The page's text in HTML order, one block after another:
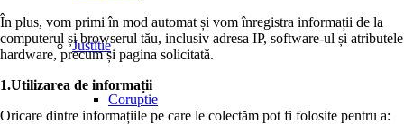
Justitie
Coruptie
În plus, vom primi în mod automat și vom înregistra informații de la
computerul și browserul tău, inclusiv adresa IP, software-ul și atributele
hardware, precum și pagina solicitată.
1.Utilizarea de informații
Oricare dintre informațiile pe care le colectăm pot fi folosite pentru a: